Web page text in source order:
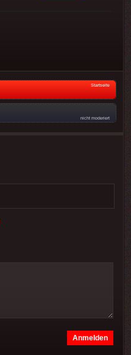
Startseite
nicht moderiert